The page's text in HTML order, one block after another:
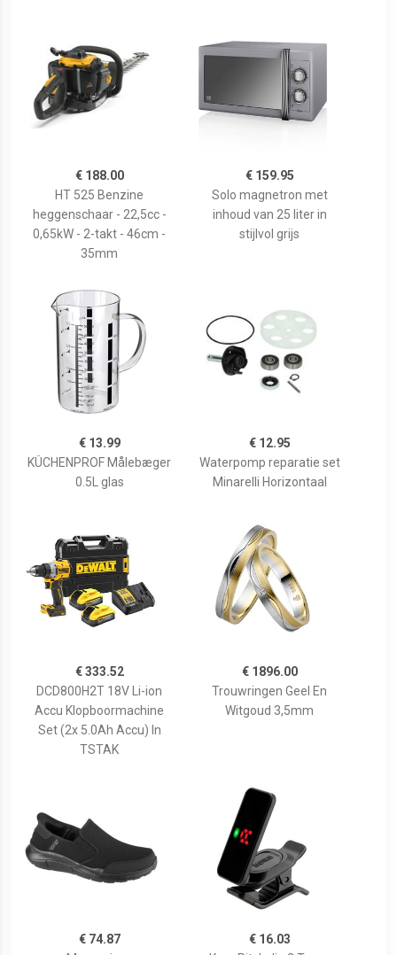
€ 188.00
HT 525 Benzine
heggenschaar - 22,5cc -
0,65kW - 2-takt - 46cm -
35mm
€ 159.95
Solo magnetron met
inhoud van 25 liter in
stijlvol grijs
€ 13.99
KÜCHENPROF Målebæger
0.5L glas
€ 12.95
Waterpomp reparatie set
Minarelli Horizontaal
€ 333.52
DCD800H2T 18V Li-ion
Accu Klopboormachine
Set (2x 5.0Ah Accu) In
TSTAK
€ 1896.00
Trouwringen Geel En
Witgoud 3,5mm
€ 74.87
€ 16.03